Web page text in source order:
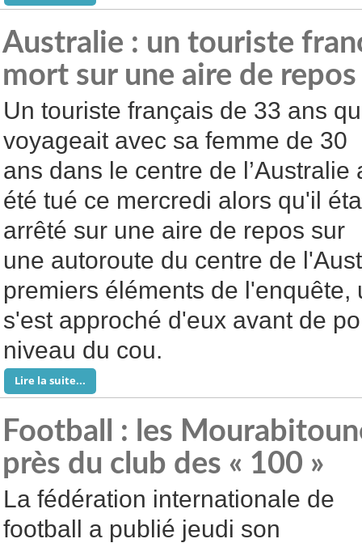
Australie : un touriste
mort sur une aire de repos
Un touriste français de 33 ans
voyageait avec sa femme de 30
ans dans le centre de l’Australie
été tué ce mercredi alors qu'il
arrêté sur une aire de repos sur
une autoroute du centre de
premiers éléments de l'enquête,
s'est approché d'eux avant de
niveau du cou.
Lire la suite...
Football : les
près du club des « 100 »
La fédération internationale de
football a publié jeudi son